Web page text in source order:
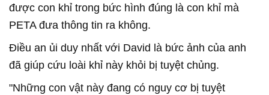
được con khỉ trong bức hình đúng là con khỉ mà
PETA đưa thông tin ra không.
Điều an ủi duy nhất với David là bức ảnh của anh
đã giúp cứu loài khỉ này khỏi bị tuyệt chủng.
"Những con vật này đang có nguy cơ bị tuyệt